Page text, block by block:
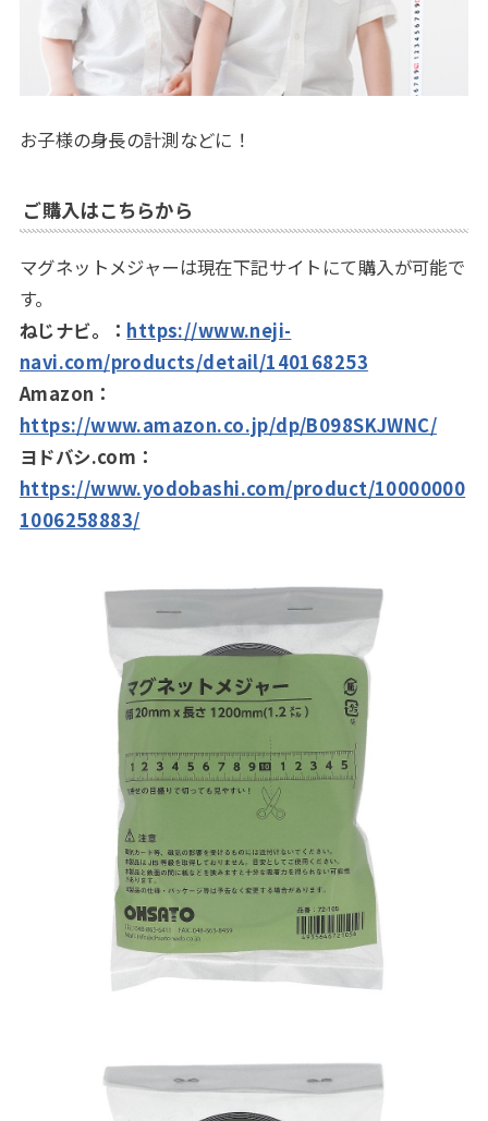
お子様の身長の計測などに！
ご購入はこちらから
マグネットメジャーは現在下記サイトにて購入が可能で
す。
ねじナビ。： https://www.neji-
navi.com/products/detail/140168253
Amazon：
https://www.amazon.co.jp/dp/B098SKJWNC/
ヨドバシ.com：
https://www.yodobashi.com/product/10000000
1006258883/